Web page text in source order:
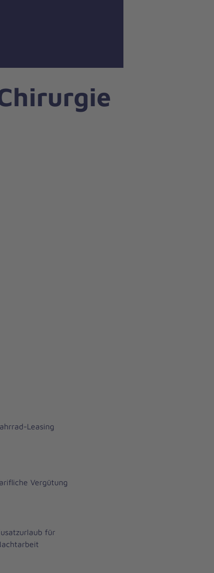
Leasing
Vergütung
für